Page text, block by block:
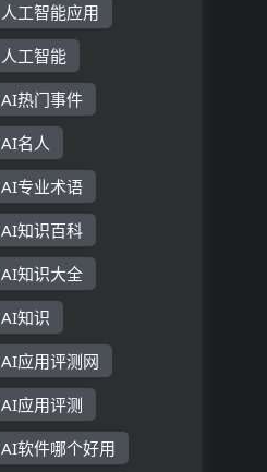
人工智能应用
人工智能
AI热门事件
AI名人
AI专业术语
AI知识百科
AI知识大全
AI知识
AI应用评测网
AI应用评测
AI软件哪个好用